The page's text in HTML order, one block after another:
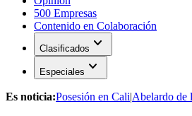
500 Empresas
Contenido en Colaboración
Clasificados expand_more
Especiales expand_more
Es noticia:Posesión en Cali|Abelardo de